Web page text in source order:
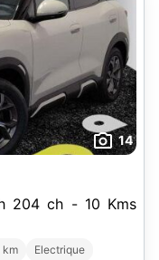
14
204 ch - 10 Kms
km
Electrique